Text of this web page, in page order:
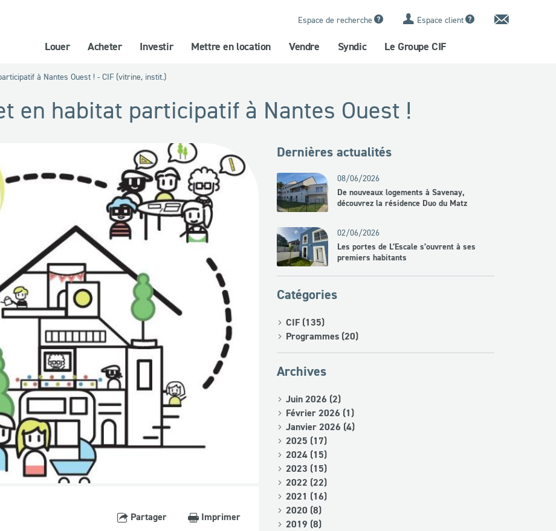
Espace de recherche Espace client Contact
Louer Acheter Investir Mettre en location Vendre Syndic Le Groupe CIF
à Nantes Ouest ! - CIF (vitrine, instit.)
en habitat participatif à Nantes Ouest !
Partager Imprimer
Dernières actualités
08/06/2026
De nouveaux logements à Savenay,
découvrez la résidence Duo du Matz
02/06/2026
Les portes de L’Escale s’ouvrent à ses
premiers habitants
Catégories
CIF (135)
Programmes (20)
Archives
Juin 2026 (2)
Février 2026 (1)
Janvier 2026 (4)
2025 (17)
2024 (15)
2023 (15)
2022 (22)
2021 (16)
2020 (8)
2019 (8)